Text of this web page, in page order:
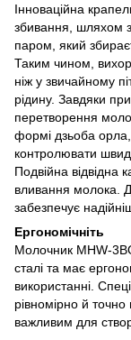
Інноваційна
збивання, шляхом
паром, який
Таким чином,
ніж у звичайному
рідину. Завдяки
перетворення
формі дзьоба
контролювати
Подвійна відвідна
вливання молока.
забезпечує
Ергономічніть
Молочник MHW-
сталі та має
використанні.
рівномірно й
важливим для